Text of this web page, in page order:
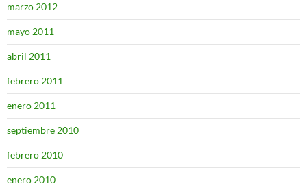
marzo 2012
mayo 2011
abril 2011
febrero 2011
enero 2011
septiembre 2010
febrero 2010
enero 2010